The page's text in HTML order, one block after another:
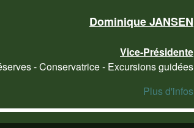
Dominique JANSEN
Vice-Présidente
- Conservatrice - Excursions guidées
Plus d'infos